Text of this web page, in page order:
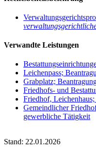
Verwandte Leistungen
Leichenpass;
Grabplatz;
Friedhofs- und
Friedhof,
Gemeindlicher
gewerbliche Tätigkeit
Stand: 22.01.2026